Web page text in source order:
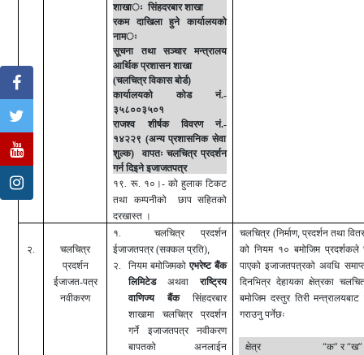
शाखाः सिंहदरबार शाखा
रकम दाखिला हुने कार्यालयको
नामः
सूचना तथा सञ्चार मन्त्रालय
आर्थिक प्रशासन शाखा
(चलचित्र विकास बोर्ड)
कार्यालयको कोड नं.-
३५८००३५०१
राजश्व शीर्षकविवरणनं.-
१४२२९ (अन्य प्रशासनिक सेवा
शुल्क) वापतः चलचित्र प्रदर्शन
गर्न दिइने इजाजतपत्र
१९. रू. १०।- को हुलाक टिकट
तथा कम्पनीको छाप सहितको
दरखास्त ।
२.
चलचित्र
प्रदर्शन
ईजाजत-पत्र
नवीकरण
१. चलचित्र प्रदर्शन
ईजाजतपत्र (सक्कल प्रति),
२. नियम बमोजिमकोएभरेष्ट बैंक
लिमिटेडअथवाराष्ट्रिय
वाणिज्य बैंक
सिंहदरबार
शाखामाचलचित्र प्रदर्शन
गर्ने इजाजतपत्र नवीकरण
बापतको अनलाईन
चलचित्र (निर्माण, प्रदर्शन तथा
को नियम १० बमोजिम प्रदर्शकले
पाएको इजाजतपत्रको अवधि
दिनभित्र देहायका क्षेत्रका
बमोजिम दस्तुर तिरी
गराउनु पर्नेछः
क्षेत्र “क”र“ख”